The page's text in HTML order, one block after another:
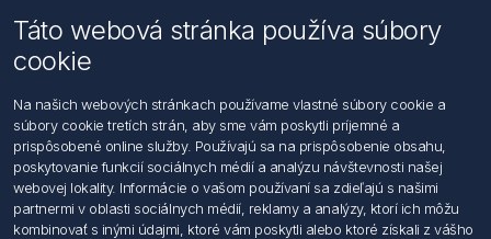
Email: office@foerch.sk
Kontaktujte nás
Informácie
Imprint
Vyhlásenie k ochrane údajov
Všeobecné dodacie a obchodné podmienky
Obchodný zástupca
Táto webová stránka používa súbory
cookie
Na našich webových stránkach používame vlastné súbory cookie a
súbory cookie tretích strán, aby sme vám poskytli príjemné a
prispôsobené online služby. Používajú sa na prispôsobenie obsahu,
poskytovanie funkcií sociálnych médií a analýzu návštevnosti našej
webovej lokality. Informácie o vašom používaní sa zdieľajú s našimi
partnermi v oblasti sociálnych médií, reklamy a analýzy, ktorí ich môžu
kombinovať s inými údajmi, ktoré vám poskytli alebo ktoré získali z vášho